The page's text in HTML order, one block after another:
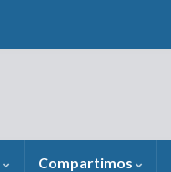
Compartimos